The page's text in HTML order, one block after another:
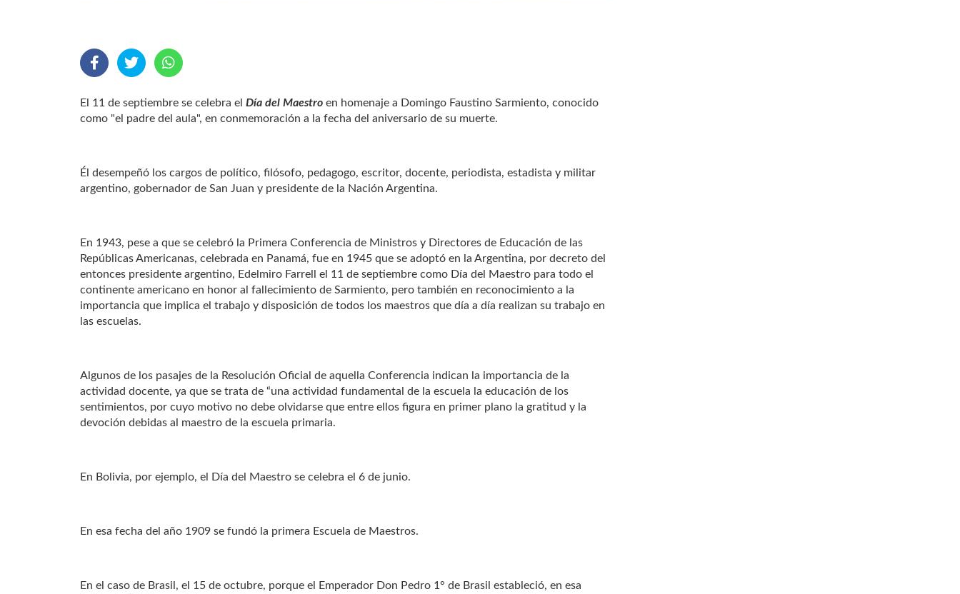
El 11 de septiembre se celebra el Día del Maestro en homenaje a Domingo Faustino Sarmiento, conocido
como "el padre del aula", en conmemoración a la fecha del aniversario de su muerte.
Él desempeñó los cargos de político, filósofo, pedagogo, escritor, docente, periodista, estadista y militar
argentino, gobernador de San Juan y presidente de la Nación Argentina.
En 1943, pese a que se celebró la Primera Conferencia de Ministros y Directores de Educación de las
Repúblicas Americanas, celebrada en Panamá, fue en 1945 que se adoptó en la Argentina, por decreto del
entonces presidente argentino, Edelmiro Farrell el 11 de septiembre como Día del Maestro para todo el
continente americano en honor al fallecimiento de Sarmiento, pero también en reconocimiento a la
importancia que implica el trabajo y disposición de todos los maestros que día a día realizan su trabajo en
las escuelas.
Algunos de los pasajes de la Resolución Oficial de aquella Conferencia indican la importancia de la
actividad docente, ya que se trata de “una actividad fundamental de la escuela la educación de los
sentimientos, por cuyo motivo no debe olvidarse que entre ellos figura en primer plano la gratitud y la
devoción debidas al maestro de la escuela primaria.
En Bolivia, por ejemplo, el Día del Maestro se celebra el 6 de junio.
En esa fecha del año 1909 se fundó la primera Escuela de Maestros.
En el caso de Brasil, el 15 de octubre, porque el Emperador Don Pedro 1° de Brasil estableció, en esa